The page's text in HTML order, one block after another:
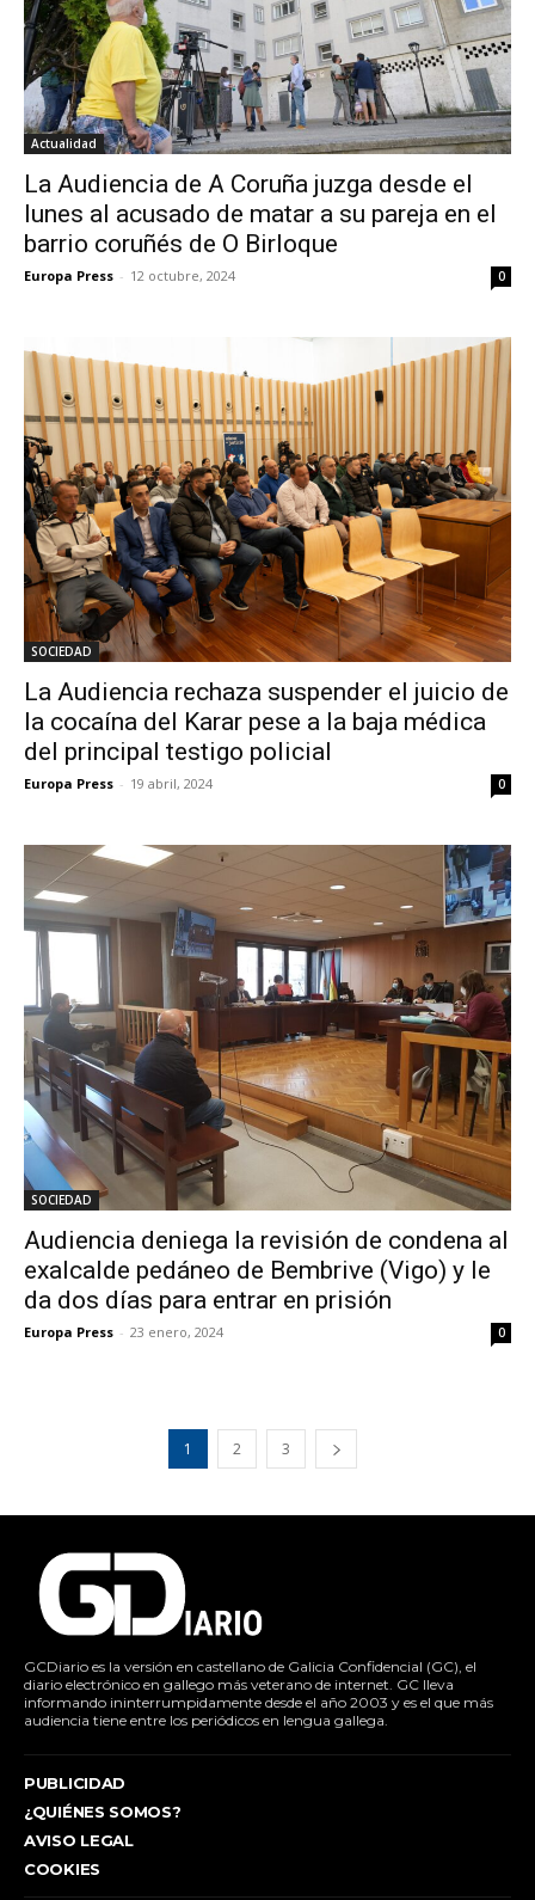
Actualidad
La Audiencia de A Coruña juzga desde el
lunes al acusado de matar a su pareja en el
barrio coruñés de O Birloque
Europa Press - 12 octubre, 2024 0
SOCIEDAD
La Audiencia rechaza suspender el juicio de
la cocaína del Karar pese a la baja médica
del principal testigo policial
Europa Press - 19 abril, 2024 0
SOCIEDAD
Audiencia deniega la revisión de condena al
exalcalde pedáneo de Bembrive (Vigo) y le
da dos días para entrar en prisión
Europa Press - 23 enero, 2024 0
1 2 3
GCDiario es la versión en castellano de Galicia Confidencial (GC), el
diario electrónico en gallego más veterano de internet. GC lleva
informando ininterrumpidamente desde el año 2003 y es el que más
audiencia tiene entre los periódicos en lengua gallega.
PUBLICIDAD
¿QUIÉNES SOMOS?
AVISO LEGAL
COOKIES